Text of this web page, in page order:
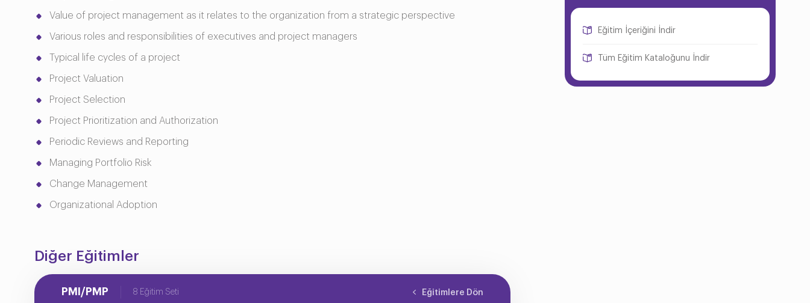
Value of project management as it relates to the organization from a strategic perspective
Various roles and responsibilities of executives and project managers
Typical life cycles of a project
Project Valuation
Project Selection
Project Prioritization and Authorization
Periodic Reviews and Reporting
Managing Portfolio Risk
Change Management
Organizational Adoption
Diğer Eğitimler
PMI/PMP 8 Eğitim Seti Eğitimlere Dön
Eğitim İçeriğini İndir
Tüm Eğitim Kataloğunu İndir